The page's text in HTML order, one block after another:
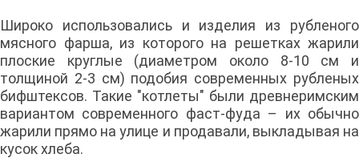
Широко использовались и изделия из рубленого
мясного фарша, из которого на решетках жарили
плоские круглые (диаметром около 8-10 см и
толщиной 2-3 см) подобия современных рубленых
бифштексов. Такие "котлеты" были древнеримским
вариантом современного фаст-фуда – их обычно
жарили прямо на улице и продавали, выкладывая на
кусок хлеба.